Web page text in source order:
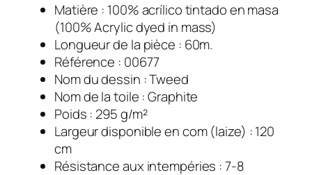
Matière : 100% acrílico tintado en masa
(100% Acrylic dyed in mass)
Longueur de la pièce : 60m.
Référence : 00677
Nom du dessin : Tweed
Nom de la toile : Graphite
Poids : 295 g/m²
Largeur disponible en com (laize) : 120
cm
Résistance aux intempéries : 7-8